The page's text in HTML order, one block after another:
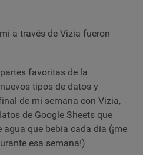
a través de Vizia fueron
favoritas de la
tipos de datos y
de mi semana con Vizia,
de Google Sheets que
que bebía cada día (¡me
esa semana!)